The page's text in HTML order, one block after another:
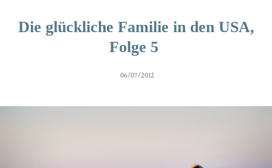
Die glückliche Familie in den USA,
Folge 5
06/07/2012